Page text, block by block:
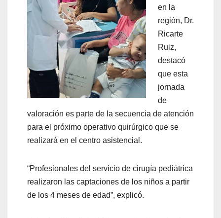
en la
región, Dr.
Ricarte
Ruiz,
destacó
que esta
jornada
de
valoración es parte de la secuencia de atención
para el próximo operativo quirúrgico que se
realizará en el centro asistencial.
“Profesionales del servicio de cirugía pediátrica
realizaron las captaciones de los niños a partir
de los 4 meses de edad”, explicó.